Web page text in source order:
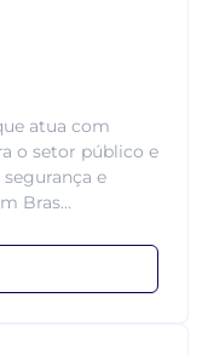
atua com
o setor público e
e
Bras...